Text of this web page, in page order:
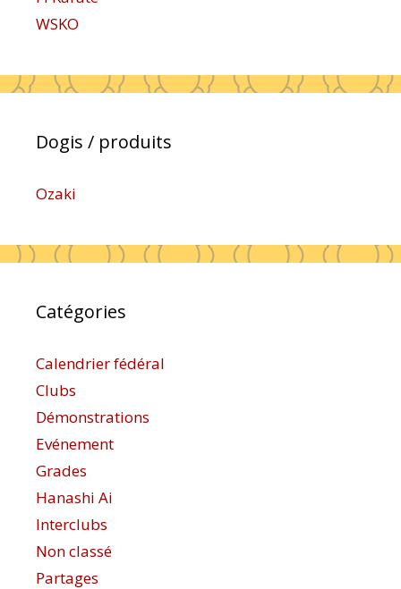
WSKO
Dogis / produits
Ozaki
Catégories
Calendrier fédéral
Clubs
Démonstrations
Evénement
Grades
Hanashi Ai
Interclubs
Non classé
Partages